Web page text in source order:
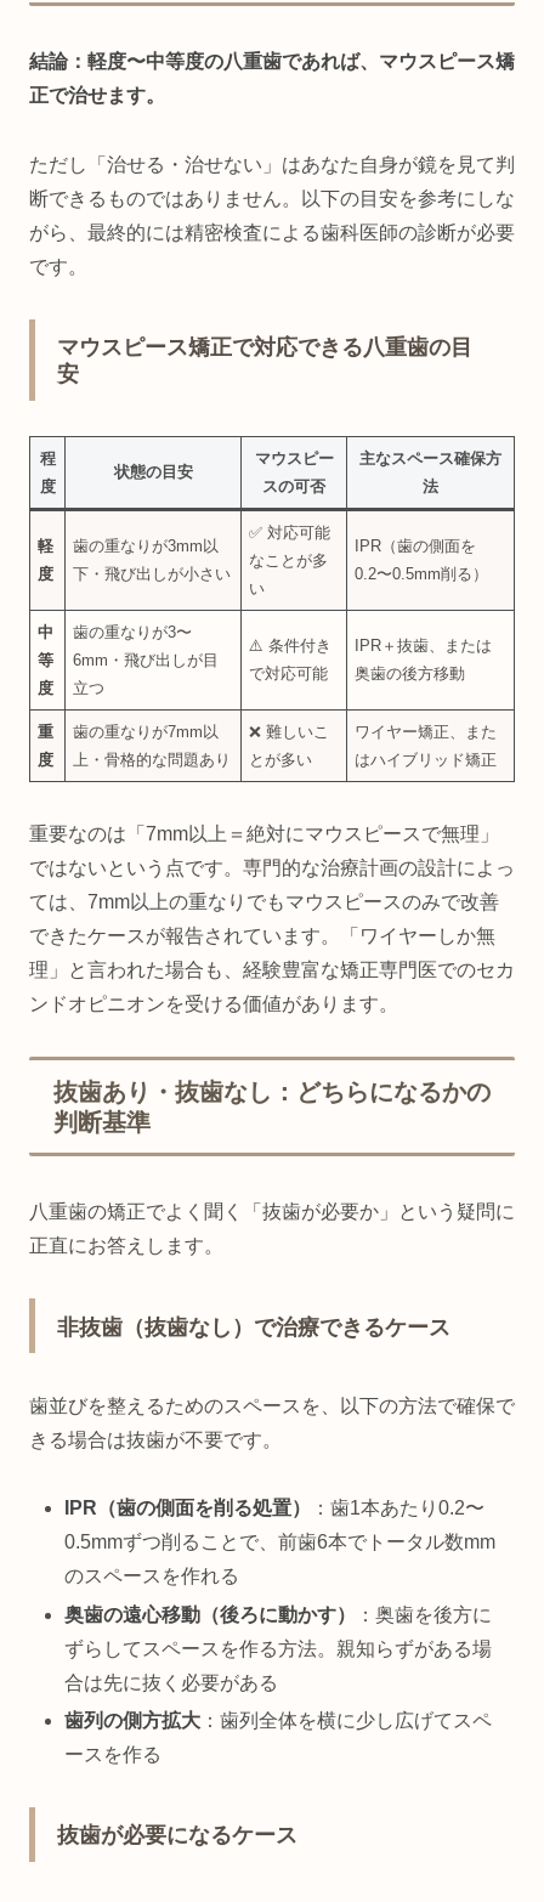
結論：軽度〜中等度の八重歯であれば、マウスピース矯
正で治せます。
ただし「治せる・治せない」はあなた自身が鏡を見て判
断できるものではありません。以下の目安を参考にしな
がら、最終的には精密検査による歯科医師の診断が必要
です。
マウスピース矯正で対応できる八重歯の目
安
程
度
状態の目安
マウスピー
スの可否
主なスペース確保方
法
軽
度
歯の重なりが3mm以
下・飛び出しが小さい
✅ 対応可能
なことが多
い
IPR（歯の側面を
0.2〜0.5mm削る）
中
等
度
歯の重なりが3〜
6mm・飛び出しが目
立つ
⚠️ 条件付き
で対応可能
IPR＋抜歯、または
奥歯の後方移動
重
度
歯の重なりが7mm以
上・骨格的な問題あり
❌ 難しいこ
とが多い
ワイヤー矯正、また
はハイブリッド矯正
重要なのは「7mm以上＝絶対にマウスピースで無理」
ではないという点です。専門的な治療計画の設計によっ
ては、7mm以上の重なりでもマウスピースのみで改善
できたケースが報告されています。「ワイヤーしか無
理」と言われた場合も、経験豊富な矯正専門医でのセカ
ンドオピニオンを受ける価値があります。
抜歯あり・抜歯なし：どちらになるかの
判断基準
八重歯の矯正でよく聞く「抜歯が必要か」という疑問に
正直にお答えします。
非抜歯（抜歯なし）で治療できるケース
歯並びを整えるためのスペースを、以下の方法で確保で
きる場合は抜歯が不要です。
IPR（歯の側面を削る処置）
：歯1本あたり0.2〜
0.5mmずつ削ることで、前歯6本でトータル数mm
のスペースを作れる
奥歯の遠心移動（後ろに動かす）
：奥歯を後方に
ずらしてスペースを作る方法。親知らずがある場
合は先に抜く必要がある
歯列の側方拡大 ：歯列全体を横に少し広げてスペ
ースを作る
抜歯が必要になるケース